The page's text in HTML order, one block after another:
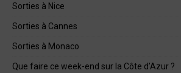
Sorties à Nice
Sorties à Cannes
Sorties à Monaco
Que faire ce week-end sur la Côte d’Azur ?